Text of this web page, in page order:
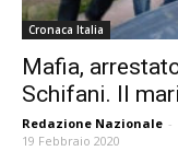
Cronaca Italia
Mafia,
Schifani. Il
Redazione Nazionale -
19 Febbraio 2020